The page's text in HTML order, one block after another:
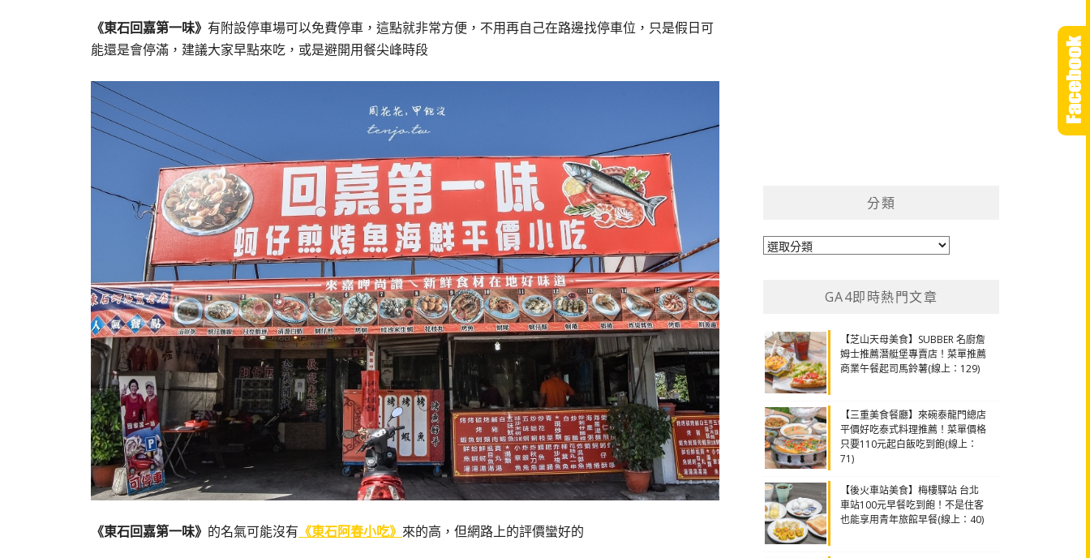
《東石回嘉第一味》 有附設停車場可以免費停車，這點就非常方便，不用再自己在路邊找停車位，只是假日可
能還是會停滿，建議大家早點來吃，或是避開用餐尖峰時段
《東石回嘉第一味》 的名氣可能沒有 《東石阿春小吃》 來的高，但網路上的評價蠻好的
分類
分
GA4即時熱門文章
【芝山天母美食】SUBBER 名廚詹
姆士推薦潛艇堡專賣店！菜單推薦
商業午餐起司馬鈴薯(線上：129)
【三重美食餐廳】來碗泰龍門總店
平價好吃泰式料理推薦！菜單價格
只要110元起白飯吃到飽(線上：
71)
【後火車站美食】梅樓驛站 台北
車站100元早餐吃到飽！不是住客
也能享用青年旅館早餐(線上：40)